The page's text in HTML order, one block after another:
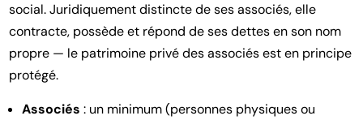
social. Juridiquement distincte de ses associés, elle
contracte, possède et répond de ses dettes en son nom
propre — le patrimoine privé des associés est en principe
protégé.
Associés : un minimum (personnes physiques ou